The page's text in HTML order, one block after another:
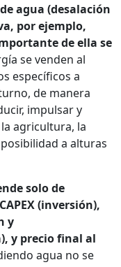
agua (desalación
por ejemplo,
de ella se
se venden al
específicos a
de manera
impulsar y
agricultura, la
a alturas
solo de
(inversión),
y
y precio final al
agua no se